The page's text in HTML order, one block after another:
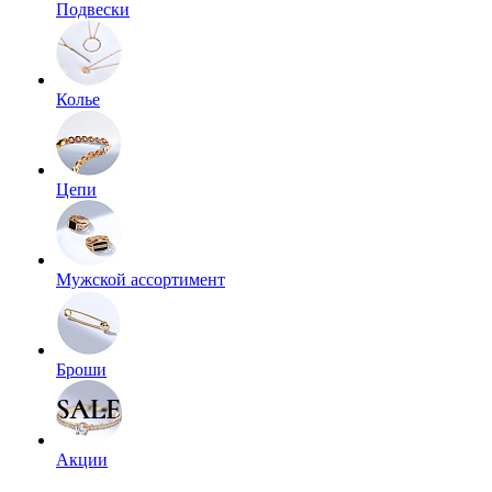
Подвески
Колье
Цепи
Мужской ассортимент
Броши
Акции